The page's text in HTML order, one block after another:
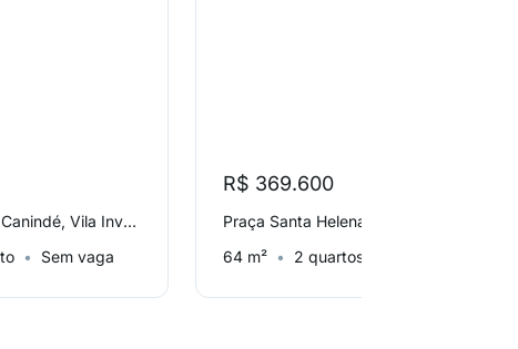
Rua Sertões de Canindé, Vila Invernada
Sem vaga
R$ 369.600
64 m²
2 quartos